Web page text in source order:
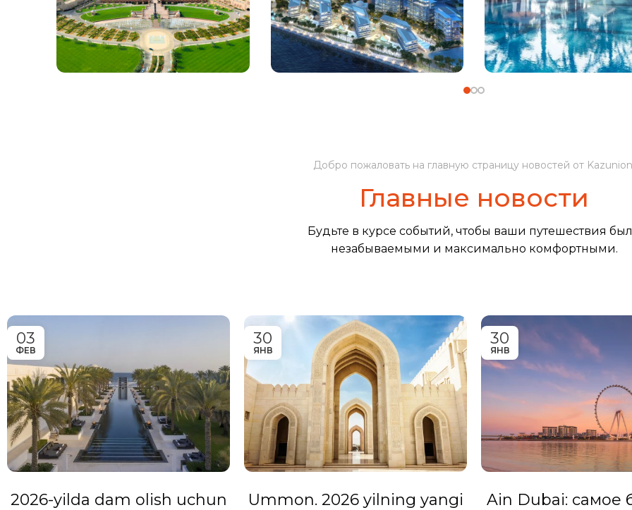
Добро пожаловать на главную страницу новостей от
Главные новости
Будьте в курсе событий, чтобы ваши путешествия
незабываемыми и максимально комфортными.
03
ФЕВ
2026-yilda dam olish uchun
30
ЯНВ
Ummon. 2026 yilning yangi
30
ЯНВ
Ain Dubai: самое